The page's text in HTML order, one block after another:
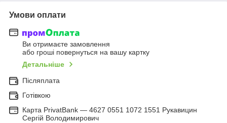
Умови оплати
Ви отримаєте замовлення
або гроші повернуться на вашу картку
Детальніше
Післяплата
Готівкою
Карта PrivatBank — 4627 0551 1072 1551 Рукавицин
Сергій Володимирович